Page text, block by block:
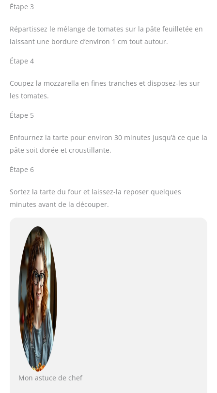
Étape 3
Répartissez le mélange de tomates sur la pâte feuilletée en
laissant une bordure d’environ 1 cm tout autour.
Étape 4
Coupez la mozzarella en fines tranches et disposez-les sur
les tomates.
Étape 5
Enfournez la tarte pour environ 30 minutes jusqu’à ce que la
pâte soit dorée et croustillante.
Étape 6
Sortez la tarte du four et laissez-la reposer quelques
minutes avant de la découper.
Mon astuce de chef